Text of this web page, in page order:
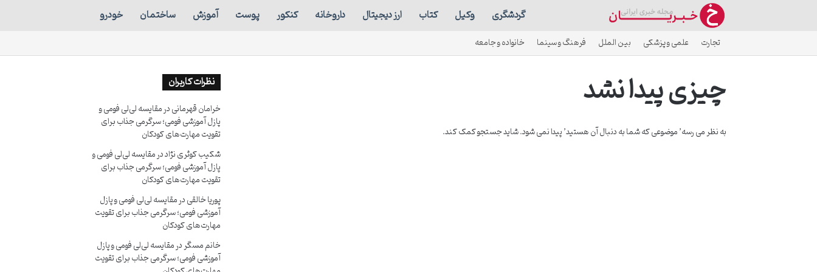
گردشگری وکیل کتاب ارز دیجیتال داروخانه کنکور پوست آموزش ساختمان خودرو
تجارت علمی و پزشکی بین الملل فرهنگ و سینما خانواده و جامعه
چیزی پیدا نشد
به نظر می رسه’ موضوعی که شما به دنبال آن هستید’ پیدا نمی شود. شاید جستجو کمک کند.
نظرات کاربران
خرامان قهرمانیدرمقایسه لی‌لی فومی و
پازل آموزشی فومی؛ سرگرمی جذاب برای
تقویت مهارت‌های کودکان
شکیب کوثری نژاددرمقایسه لی‌لی فومی و
پازل آموزشی فومی؛ سرگرمی جذاب برای
تقویت مهارت‌های کودکان
پوریا خالقیدرمقایسه لی‌لی فومی و پازل
آموزشی فومی؛ سرگرمی جذاب برای تقویت
مهارت‌های کودکان
خانم مسگردرمقایسه لی‌لی فومی و پازل
آموزشی فومی؛ سرگرمی جذاب برای تقویت